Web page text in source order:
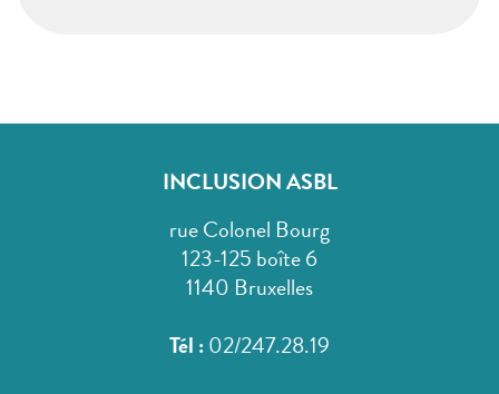
INCLUSION ASBL
rue Colonel Bourg
123-125 boîte 6
1140 Bruxelles
Tél : 02/247.28.19